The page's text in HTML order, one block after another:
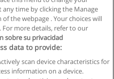
time by clicking the Manage
the webpage . Your choices will
more details, refer to our
sobre su privacidad
data to provide:
scan device characteristics for
information on a device.